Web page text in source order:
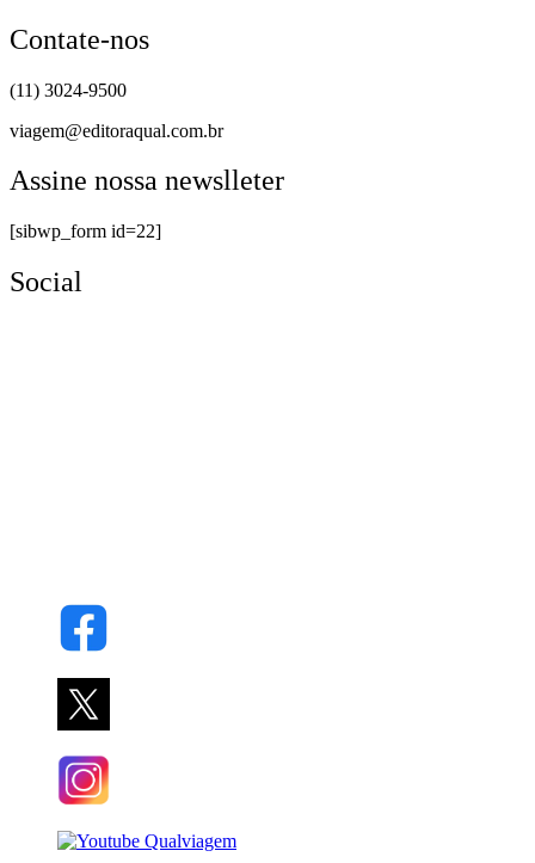
Contate-nos
(11) 3024-9500
viagem@editoraqual.com.br
Assine nossa newslleter
[sibwp_form id=22]
Social